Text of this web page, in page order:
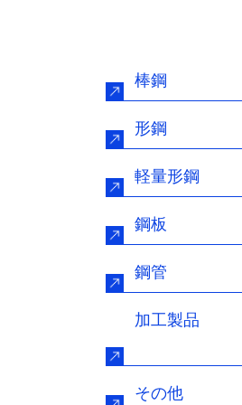
棒鋼
形鋼
軽量形鋼
鋼板
鋼管
加工製品
その他